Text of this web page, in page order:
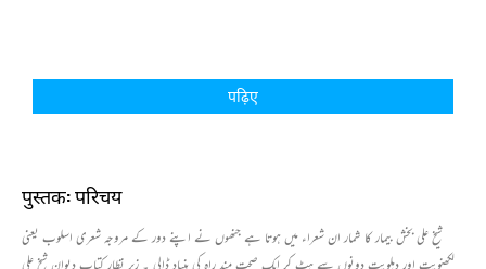
पढ़िए
पुस्तक: परिचय
شیخ علی بخش بیمار کا شمار ان شعراء میں ہوتا ہے جنھوں نے اپنے دور کے مروجہ شعری اسلوب یعنی
لکھنویت اور دہلویت دونوں سے ہٹ کر ایک صحت مند راہ کی بنیاد ڈالی ۔ زیر نظار کتاب دیوان شیخ علی